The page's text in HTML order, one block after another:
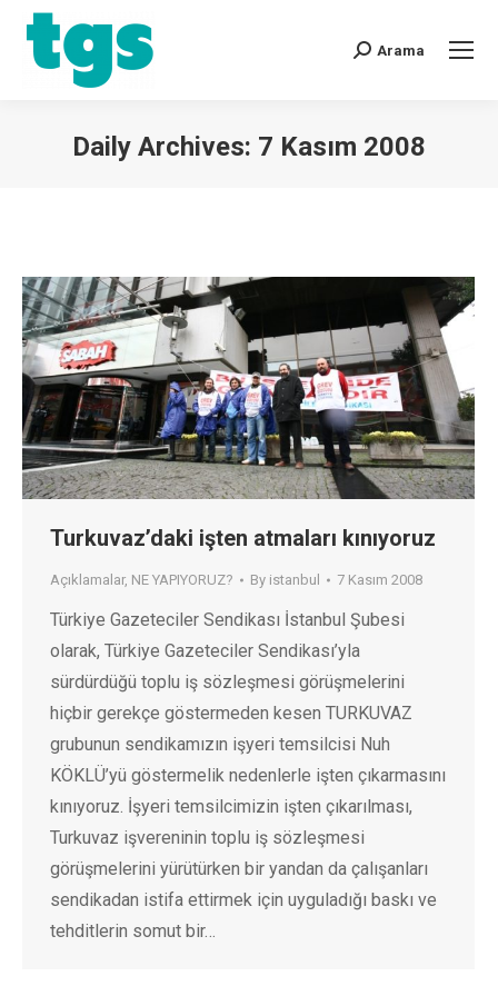
Arama
Daily Archives: 7 Kasım 2008
Turkuvaz’daki işten atmaları kınıyoruz
Açıklamalar, NE YAPIYORUZ? By istanbul 7 Kasım 2008
Türkiye Gazeteciler Sendikası İstanbul Şubesi
olarak, Türkiye Gazeteciler Sendikası’yla
sürdürdüğü toplu iş sözleşmesi görüşmelerini
hiçbir gerekçe göstermeden kesen TURKUVAZ
grubunun sendikamızın işyeri temsilcisi Nuh
KÖKLÜ’yü göstermelik nedenlerle işten çıkarmasını
kınıyoruz. İşyeri temsilcimizin işten çıkarılması,
Turkuvaz işvereninin toplu iş sözleşmesi
görüşmelerini yürütürken bir yandan da çalışanları
sendikadan istifa ettirmek için uyguladığı baskı ve
tehditlerin somut bir…